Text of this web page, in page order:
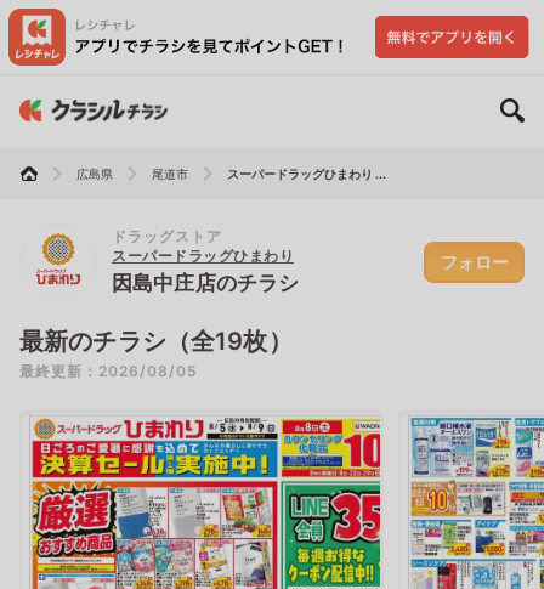
広島県 尾道市 スーパードラッグひまわり ...
ドラッグストア
スーパードラッグひまわり
因島中庄店のチラシ
フォロー
最新のチラシ（全19枚）
最終更新：2026/08/05